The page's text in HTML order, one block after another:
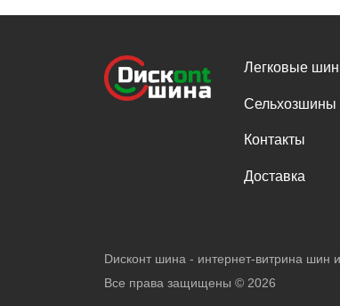
Легковые
Сельхозшины
Контакты
Доставка
Dисконт шина - интернет-витрина шин
Все права защищены © 2026